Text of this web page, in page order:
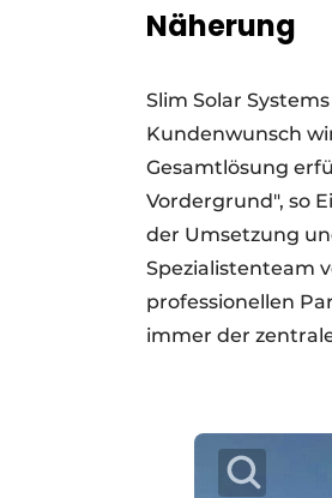
Näherung
Slim Solar
Kundenwunsch
Gesamtlösung
Vordergrund", so
der Umsetzung
Spezialistenteam
professionellen
immer der